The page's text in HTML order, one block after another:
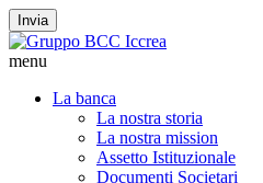
Invia
menu
La banca
La nostra storia
La nostra mission
Assetto Istituzionale
Documenti Societari